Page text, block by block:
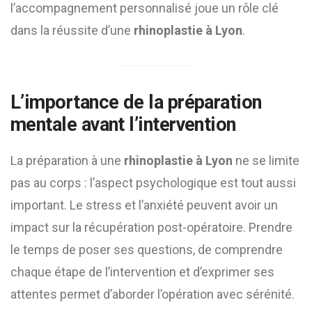
l’accompagnement personnalisé joue un rôle clé
dans la réussite d’une rhinoplastie à Lyon.
L’importance de la préparation
mentale avant l’intervention
La préparation à une rhinoplastie à Lyon ne se limite
pas au corps : l’aspect psychologique est tout aussi
important. Le stress et l’anxiété peuvent avoir un
impact sur la récupération post-opératoire. Prendre
le temps de poser ses questions, de comprendre
chaque étape de l’intervention et d’exprimer ses
attentes permet d’aborder l’opération avec sérénité.